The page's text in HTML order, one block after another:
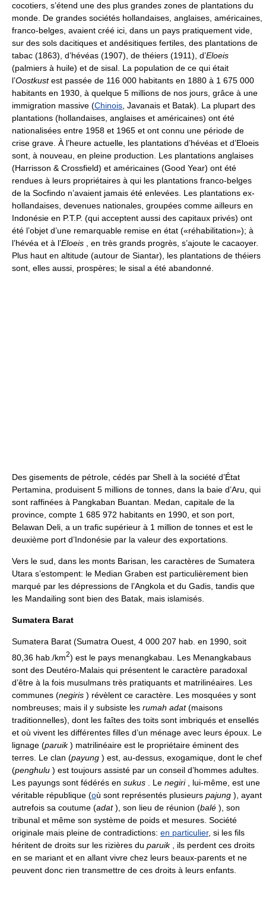
cocotiers, s’étend une des plus grandes zones de plantations du
monde. De grandes sociétés hollandaises, anglaises, américaines,
franco-belges, avaient créé ici, dans un pays pratiquement vide,
sur des sols dacitiques et andésitiques fertiles, des plantations de
tabac (1863), d’hévéas (1907), de théiers (1911), d’Eloeis
(palmiers à huile) et de sisal. La population de ce qui était
l’Oostkustest passée de 116 000 habitants en 1880 à 1 675 000
habitants en 1930, à quelque 5 millions de nos jours, grâce à une
immigration massive (Chinois, Javanais et Batak). La plupart des
plantations (hollandaises, anglaises et américaines) ont été
nationalisées entre 1958 et 1965 et ont connu une période de
crise grave. À l’heure actuelle, les plantations d’hévéas et d’Eloeis
sont, à nouveau, en pleine production. Les plantations anglaises
(Harrisson & Crossfield) et américaines (Good Year) ont été
rendues à leurs propriétaires à qui les plantations franco-belges
de la Socfindo n’avaient jamais été enlevées. Les plantations ex-
hollandaises, devenues nationales, groupées comme ailleurs en
Indonésie en P.T.P. (qui acceptent aussi des capitaux privés) ont
été l’objet d’une remarquable remise en état («réhabilitation»); à
l’hévéa et à l’Eloeis , en très grands progrès, s’ajoute le cacaoyer.
Plus haut en altitude (autour de Siantar), les plantations de théiers
sont, elles aussi, prospères; le sisal a été abandonné.
Des gisements de pétrole, cédés par Shell à la société d’État
Pertamina, produisent 5 millions de tonnes, dans la baie d’Aru, qui
sont raffinées à Pangkaban Buantan. Medan, capitale de la
province, compte 1 685 972 habitants en 1990, et son port,
Belawan Deli, a un trafic supérieur à 1 million de tonnes et est le
deuxième port d’Indonésie par la valeur des exportations.
Vers le sud, dans les monts Barisan, les caractères de Sumatera
Utara s’estompent: le Median Graben est particulièrement bien
marqué par les dépressions de l’Angkola et du Gadis, tandis que
les Mandailing sont bien des Batak, mais islamisés.
Sumatera Barat
Sumatera Barat (Sumatra Ouest, 4 000 207 hab. en 1990, soit
80,36 hab./km2) est le pays menangkabau. Les Menangkabaus
sont des Deutéro-Malais qui présentent le caractère paradoxal
d’être à la fois musulmans très pratiquants et matrilinéaires. Les
communes (negiris ) révèlent ce caractère. Les mosquées y sont
nombreuses; mais il y subsiste les rumah adat(maisons
traditionnelles), dont les faîtes des toits sont imbriqués et ensellés
et où vivent les différentes filles d’un ménage avec leurs époux. Le
lignage (paruik) matrilinéaire est le propriétaire éminent des
terres. Le clan (payung ) est, au-dessus, exogamique, dont le chef
(penghulu ) est toujours assisté par un conseil d’hommes adultes.
Les payungs sont fédérés en sukus . Le negiri, lui-même, est une
véritable république (où sont représentés plusieurs pajung ), ayant
autrefois sa coutume (adat), son lieu de réunion (balé ), son
tribunal et même son système de poids et mesures. Société
originale mais pleine de contradictions: en particulier, si les fils
héritent de droits sur les rizières du paruik, ils perdent ces droits
en se mariant et en allant vivre chez leurs beaux-parents et ne
peuvent donc rien transmettre de ces droits à leurs enfants.